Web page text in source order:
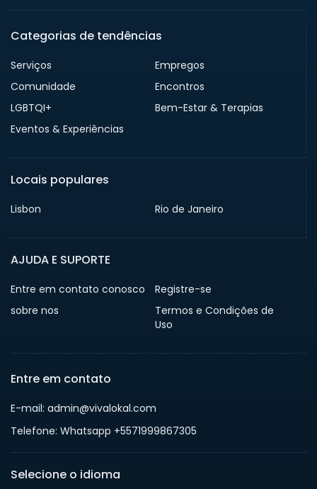
Categorias de tendências
Serviços
Empregos
Comunidade
Encontros
LGBTQI+
Bem-Estar & Terapias
Eventos & Experiências
Locais populares
Lisbon Rio de Janeiro
AJUDA E SUPORTE
Entre em contato conosco
Registre-se
sobre nos
Termos e Condições de
Uso
Entre em contato
E-mail: admin@vivalokal.com
Telefone: Whatsapp +5571999867305
Selecione o idioma